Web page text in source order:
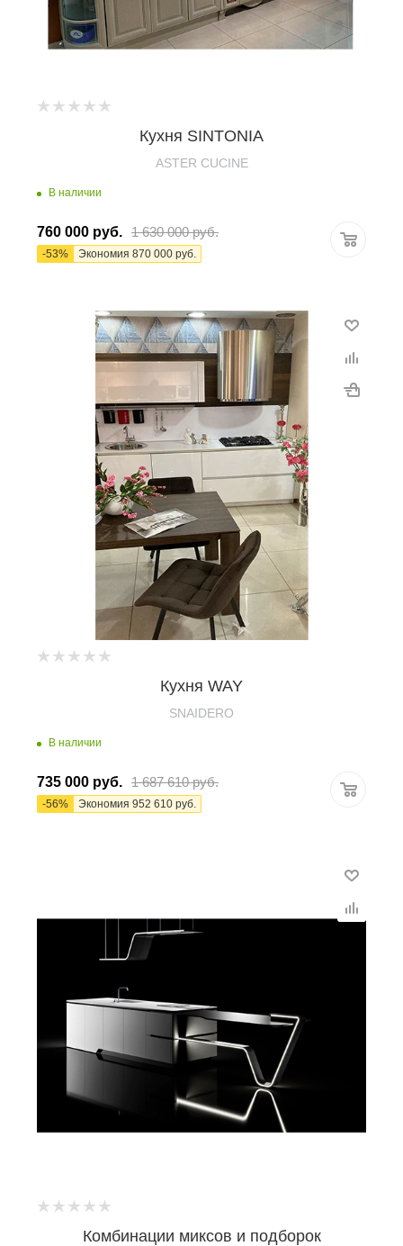
Кухня SINTONIA
ASTER CUCINE
В наличии
760 000 руб. 1 630 000руб.
-53% Экономия 870 000 руб.
Кухня WAY
SNAIDERO
В наличии
735 000 руб. 1 687 610руб.
-56% Экономия 952 610 руб.
Комбинации миксов и подборок